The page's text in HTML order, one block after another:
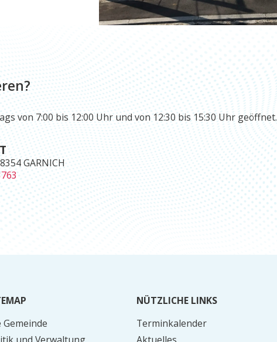
von 7:00 bis 12:00 Uhr und von 12:30 bis 15:30 Uhr geöffnet.
GARNICH
Gemeinde
NÜTZLICHE LINKS
Terminkalender